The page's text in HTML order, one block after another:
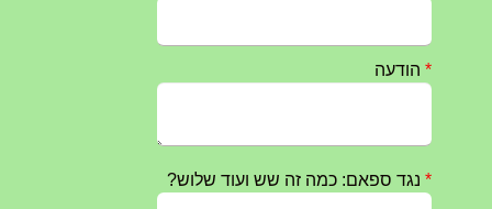
טקס ההתיחדות השנתי 2023 נערך ב 5/9/2023 באנדרטה